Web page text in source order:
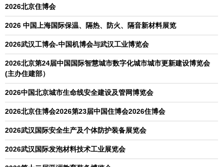
2026北京住博会
2026 中国上海国际保温、隔热、防火、隔音新材料展览
2026武汉工博会-中国机博会与武汉工业博览会
2026北京第24届中国国际智慧城市数字化城市城市更新建设博览会
(主办住建部）
2026中国北京城市生命线安全建设及管网博览会
2026北京住博会2026第23届中国住博会2026住博会
2026武汉国际安全生产及个体防护装备展览会
2026武汉国际发泡材料技术工业展览会